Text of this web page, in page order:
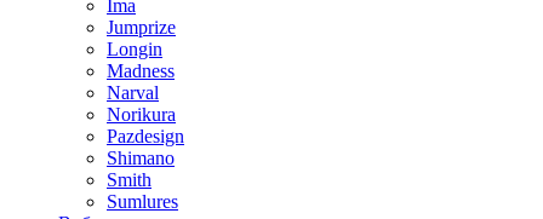
Ima
Jumprize
Longin
Madness
Narval
Norikura
Pazdesign
Shimano
Smith
Sumlures